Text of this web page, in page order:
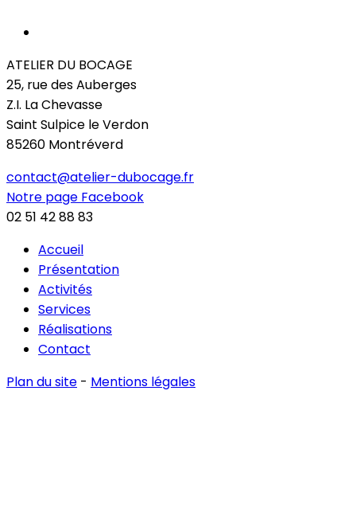
ATELIER DU BOCAGE
25, rue des Auberges
Z.I. La Chevasse
Saint Sulpice le Verdon
85260 Montréverd
contact@atelier-dubocage.fr
Notre page Facebook
02 51 42 88 83
Accueil
Présentation
Activités
Services
Réalisations
Contact
Plan du site - Mentions légales